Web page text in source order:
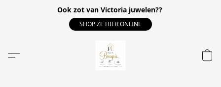
Ook zot van Victoria juwelen??
SHOP ZE HIER ONLINE